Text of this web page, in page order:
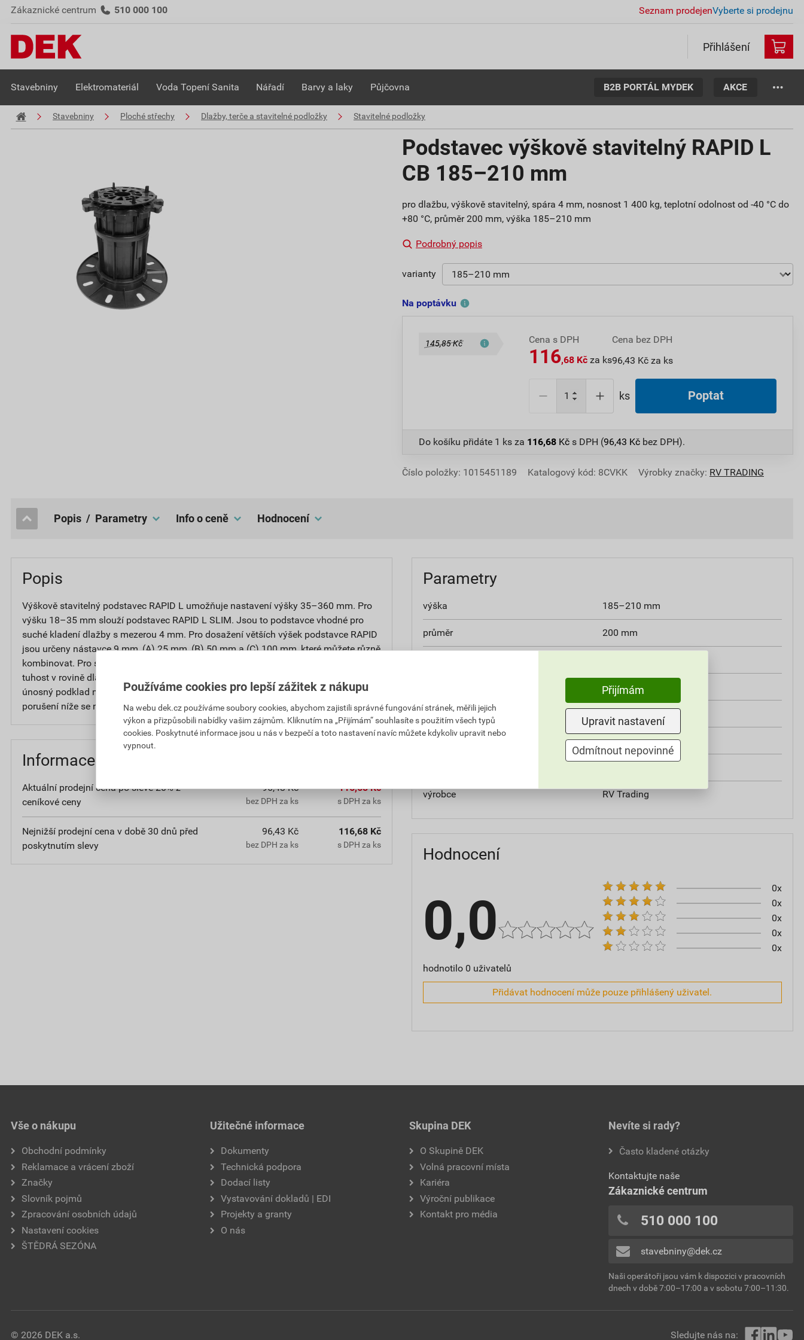
Zákaznické centrum 510 000 100 Seznam prodejenVyberte si prodejnu
Přihlášení
Stavebniny Elektromateriál Voda Topení Sanita Nářadí Barvy a laky Půjčovna B2B PORTÁL MYDEK AKCE
Stavebniny Ploché střechy Dlažby, terče a stavitelné podložky Stavitelné podložky
Podstavec výškově stavitelný RAPID L
CB 185–210 mm
pro dlažbu, výškově stavitelný, spára 4 mm, nosnost 1 400 kg, teplotní odolnost od -40 °C do
+80 °C, průměr 200 mm, výška 185–210 mm
Podrobný popis
varianty
Na poptávku
145,85 Kč Cena s DPH
116,68 Kč za ks
Cena bez DPH
96,43 Kč za ks
ks Poptat
Do košíku přidáte 1 ks za 116,68 Kč s DPH (96,43 Kč bez DPH).
Číslo položky: 1015451189 Katalogový kód: 8CVKK Výrobky značky: RV TRADING
popis / Parametry Info o ceně hodnocení
Popis
Výškově stavitelný podstavec RAPID L umožňuje nastavení výšky 35–360 mm. Pro
výšku 18–35 mm slouží podstavec RAPID L SLIM. Jsou to podstavce vhodné pro
suché kladení dlažby s mezerou 4 mm. Pro dosažení větších výšek podstavce RAPID
jsou určeny nástavce 9 mm, (A) 25 mm, (B) 50 mm a (C) 100 mm, které můžete různě
kombinovat. Pro správnou funkci podstavce je nutné, aby byla zajištěna prostorová
tuhost v rovině dlažby a dostatečná pevnost podkladních vrstev. Nedostatečně
únosný podklad může způsobit vtlačování základny do podkladu a deformaci nebo
porušení níže se nacházejících vrstev.
Informace o ceně
Aktuální prodejní cena po slevě 20% z
ceníkové ceny
96,43 Kč
bez DPH za ks
116,68 Kč
s DPH za ks
Nejnižší prodejní cena v době 30 dnů před
poskytnutím slevy
96,43 Kč
bez DPH za ks
116,68 Kč
s DPH za ks
Parametry
výška 185–210 mm
průměr 200 mm
od -40 °C do +80 °C
materiál
barva černý
výrobce RV Trading
Hodnocení
0,0
hodnotilo 0 uživatelů
0x
0x
0x
0x
0x
Přidávat hodnocení může pouze přihlášený uživatel.
Vše o nákupu
Obchodní podmínky
Reklamace a vrácení zboží
Značky
Slovník pojmů
Zpracování osobních údajů
Nastavení cookies
ŠTĚDRÁ SEZÓNA
Užitečné informace
Dokumenty
Technická podpora
Dodací listy
Vystavování dokladů | EDI
Projekty a granty
O nás
Skupina DEK
O Skupině DEK
Volná pracovní místa
Kariéra
Výroční publikace
Kontakt pro média
Nevíte si rady?
Často kladené otázky
Kontaktujte naše
Zákaznické centrum
510 000 100
stavebniny@dek.cz
Naši operátoři jsou vám k dispozici v pracovních
dnech v době 7:00–17:00 a v sobotu 7:00–11:30.
© 2026 DEK a.s. Sledujte nás na:
Používáme cookies pro lepší zážitek z nákupu
Na webu dek.cz používáme soubory cookies, abychom zajistili správné fungování stránek, měřili jejich
výkon a přizpůsobili nabídky vašim zájmům. Kliknutím na „Přijímám“ souhlasíte s použitím všech typů
cookies. Poskytnuté informace jsou u nás v bezpečí a toto nastavení navíc můžete kdykoliv upravit nebo
vypnout.
Přijímám
Upravit nastavení
Odmítnout nepovinné